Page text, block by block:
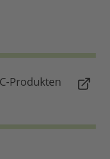
Produkten